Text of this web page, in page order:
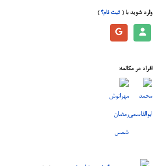
وارد شوید با( ثبت نام؟ )
افراد در مکالمه: